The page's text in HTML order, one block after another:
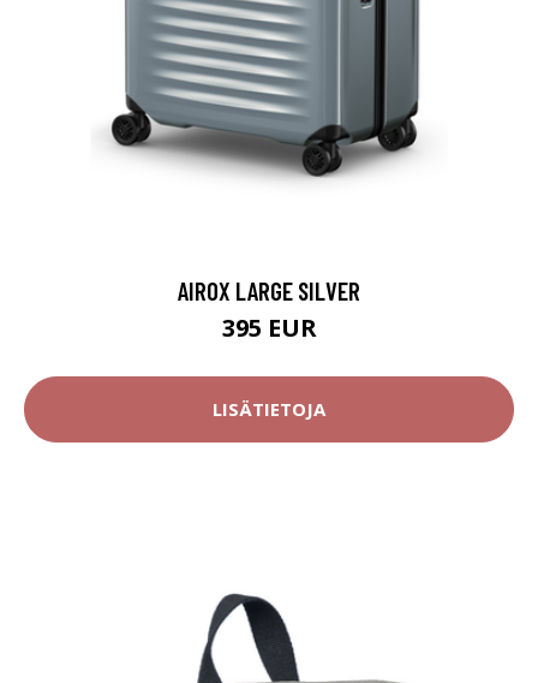
AIROX LARGE SILVER
395 EUR
LISÄTIETOJA